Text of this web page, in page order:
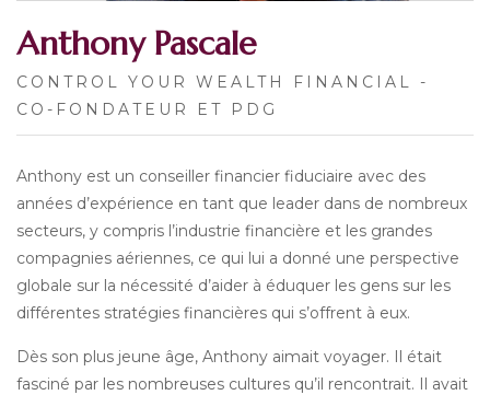
Anthony Pascale
CONTROL YOUR WEALTH FINANCIAL -
CO-FONDATEUR ET PDG
Anthony est un conseiller financier fiduciaire avec des
années d’expérience en tant que leader dans de nombreux
secteurs, y compris l’industrie financière et les grandes
compagnies aériennes, ce qui lui a donné une perspective
globale sur la nécessité d’aider à éduquer les gens sur les
différentes stratégies financières qui s’offrent à eux.
Dès son plus jeune âge, Anthony aimait voyager. Il était
fasciné par les nombreuses cultures qu’il rencontrait. Il avait